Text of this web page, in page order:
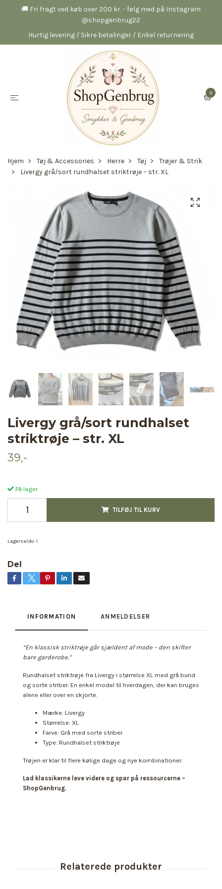
🚚 Fri fragt ved køb over 200 kr. - følg med på Instagram
@shopgenbrug22
Hurtig levering / Sikre betalinger / Enkel returnering
0
Hjem Tøj & Accessories Herre Tøj
Trøjer & Strik
Livergy grå/sort rundhalset striktrøje – str. XL
Livergy grå/sort rundhalset
striktrøje – str. XL
39,-
På lager
TILFØJ TIL KURV
Lagersaldo: 1
Del
INFORMATION ANMELDELSER
“En klassisk striktrøje går sjældent af mode – den skifter
bare garderobe.”
Rundhalset striktrøje fra Livergy i størrelse XL med grå bund
og sorte striber. En enkel model til hverdagen, der kan bruges
alene eller over en skjorte.
Mærke: Livergy
Størrelse: XL
Farve: Grå med sorte striber
Type: Rundhalset striktrøje
Trøjen er klar til flere kølige dage og nye kombinationer.
Lad klassikerne leve videre og spar på ressourcerne –
ShopGenbrug.